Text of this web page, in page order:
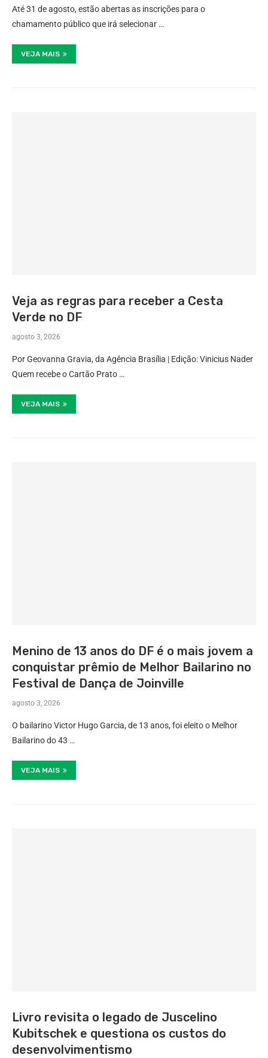
Até 31 de agosto, estão abertas as inscrições para o
chamamento público que irá selecionar …
VEJA MAIS
Veja as regras para receber a Cesta
Verde no DF
agosto 3, 2026
Por Geovanna Gravia, da Agência Brasília | Edição: Vinicius Nader
Quem recebe o Cartão Prato …
VEJA MAIS
Menino de 13 anos do DF é o mais jovem a
conquistar prêmio de Melhor Bailarino no
Festival de Dança de Joinville
agosto 3, 2026
O bailarino Victor Hugo Garcia, de 13 anos, foi eleito o Melhor
Bailarino do 43 …
VEJA MAIS
Livro revisita o legado de Juscelino
Kubitschek e questiona os custos do
desenvolvimentismo